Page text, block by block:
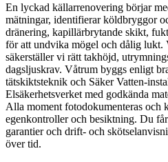
En lyckad källarrenovering börjar
mätningar, identifierar köldbryggor
dränering, kapillärbrytande skikt,
för att undvika mögel och dålig lukt.
säkerställer vi rätt takhöjd,
dagsljuskrav. Våtrum byggs enligt
tätskiktsteknik och Säker Vatten-
Elsäkerhetsverket med godkända
Alla moment fotodokumenteras och
egenkontroller och besiktning. Du
garantier och drift- och
över tid.